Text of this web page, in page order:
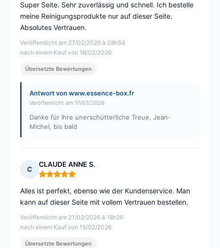
Veröffentlicht am 27/02/2026 à 08h54
nach einem Kauf von 18/02/2026
Super Seite. Sehr zuverlässig und schnell. Ich bestelle
meine Reinigungsprodukte nur auf dieser Seite.
Absolutes Vertrauen.
Übersetzte Bewertungen
Antwort von www.essence-box.fr
Veröffentlicht am 17/03/2026
Danke für Ihre unerschütterliche Treue, Jean-
Michel, bis bald
C
CLAUDE ANNE S.
Hinweis: 5 von 5
Veröffentlicht am 21/02/2026 à 18h26
nach einem Kauf von 15/02/2026
Alles ist perfekt, ebenso wie der Kundenservice. Man
kann auf dieser Seite mit vollem Vertrauen bestellen.
Übersetzte Bewertungen